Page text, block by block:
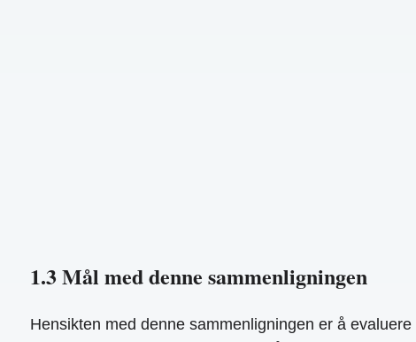
1.3 Mål med denne sammenligningen
Hensikten med denne sammenligningen er å